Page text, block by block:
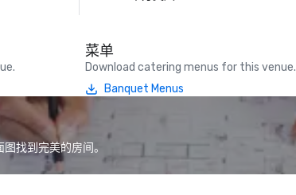
菜单
Download catering menus for this venue.
Banquet Menus
找到完美的房间。